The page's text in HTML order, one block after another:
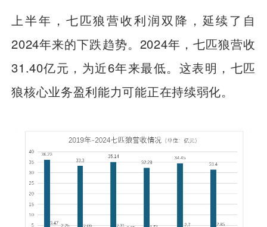
上半年，七匹狼营收利润双降，延续了自
2024年来的下跌趋势。2024年，七匹狼营收
31.40亿元，为近6年来最低。这表明，七匹
狼核心业务盈利能力可能正在持续弱化。